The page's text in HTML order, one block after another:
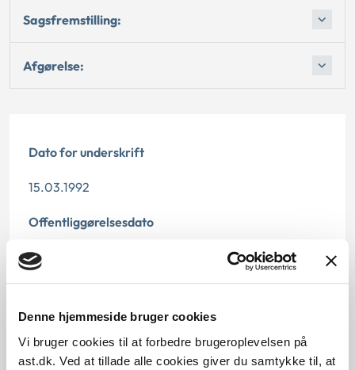
Denne hjemmeside bruger cookies
Vi bruger cookies til at forbedre brugeroplevelsen på
ast.dk. Ved at tillade alle cookies giver du samtykke til, at
Sagsfremstilling:
Afgørelse:
Dato for underskrift
15.03.1992
Offentliggørelsesdato
12.07.2013
§ 68 § 15 § 58
Journalnummer